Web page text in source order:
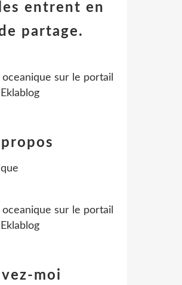
entrent en
partage.
oceanique sur le portail
Eklablog
moi
oceanique sur le portail
Eklablog